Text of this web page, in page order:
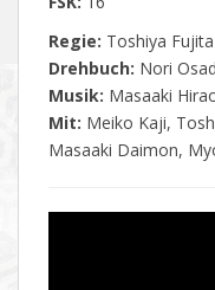
Regie: Toshiya Fujita
Drehbuch: Nori
Musik: Masaaki
Mit: Meiko Kaji,
Masaaki Daimon,